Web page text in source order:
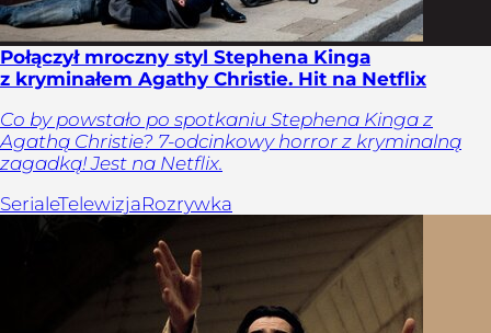
Połączył mroczny styl Stephena Kinga
z kryminałem Agathy Christie. Hit na Netflix
Co by powstało po spotkaniu Stephena Kinga z
Agathą Christie? 7-odcinkowy horror z kryminalną
zagadką! Jest na Netflix.
SerialeTelewizjaRozrywka